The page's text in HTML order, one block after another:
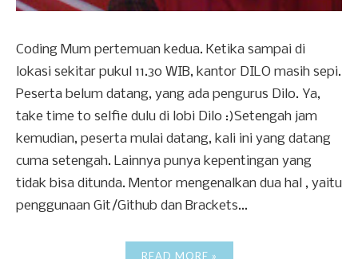
Coding Mum pertemuan kedua. Ketika sampai di
lokasi sekitar pukul 11.30 WIB, kantor DILO masih sepi.
Peserta belum datang, yang ada pengurus Dilo. Ya,
take time to selfie dulu di lobi Dilo :)Setengah jam
kemudian, peserta mulai datang, kali ini yang datang
cuma setengah. Lainnya punya kepentingan yang
tidak bisa ditunda. Mentor mengenalkan dua hal , yaitu
penggunaan Git/Github dan Brackets...
READ MORE »